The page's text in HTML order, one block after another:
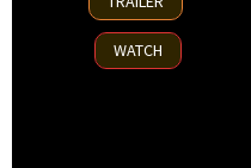
Nov
2025
WATCH